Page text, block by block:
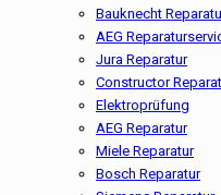
Bauknecht
AEG
Jura Reparatur
Constructor
Elektroprüfung
AEG Reparatur
Miele Reparatur
Bosch Reparatur